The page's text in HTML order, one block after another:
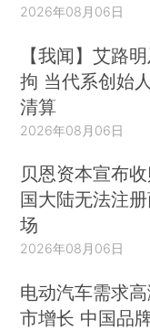
2026年08月06日
【我闻】艾路
拘 当代系创始
清算
2026年08月06日
贝恩资本宣布
国大陆无法注
场
2026年08月06日
电动汽车需求
市增长 中国品